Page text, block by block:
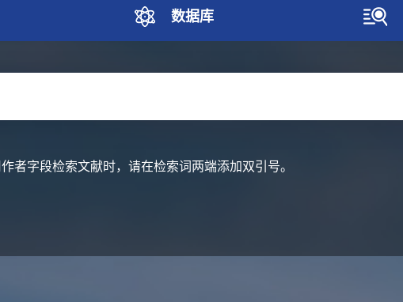
数据库
者字段检索文献时，请在检索词两端添加双引号。